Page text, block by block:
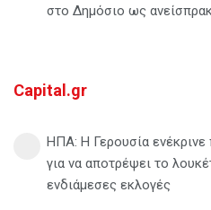
στο Δημόσιο ως
Capital.gr
ΗΠΑ: Η Γερουσία
για να αποτρέψει το
ενδιάμεσες εκλογές